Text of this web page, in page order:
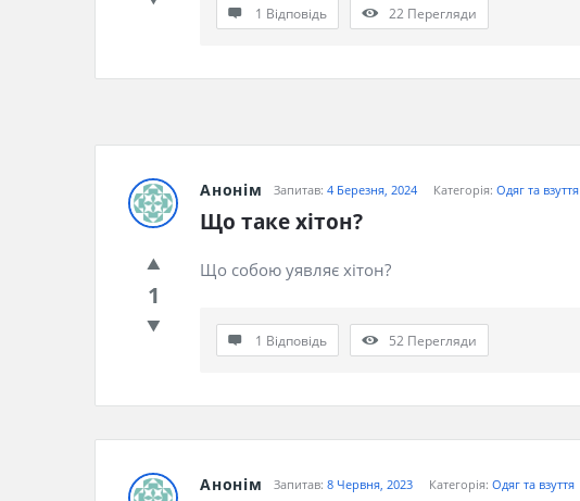
1 Відповідь 22 Перегляди
Анонім Запитав: 4 Березня, 2024 Категорія: Одяг та взуття
Що таке хітон?
1
Що собою уявляє хітон?
1 Відповідь 52 Перегляди
Анонім Запитав: 8 Червня, 2023 Категорія: Одяг та взуття